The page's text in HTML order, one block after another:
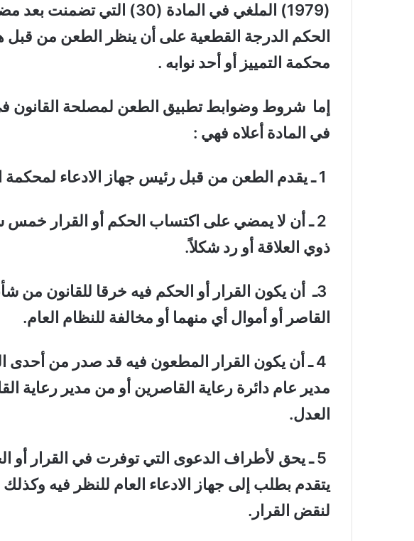
(1979) الملغي في المادة (30)
الحكم الدرجة القطعية على أن ينظر الطعن من قبل
محكمة التمييز أو أحد نوابه .
إما شروط وضوابط تطبيق الطعن لمصلحة القانون
في المادة أعلاه فهي :
2 ـ أن لا يمضي على اكتساب الحكم أو القرار
ذوي العلاقة أو رد شكلاً.
3ـ أن يكون القرار أو الحكم فيه خرقا للقانون من
القاصر أو أموال أي منهما أو مخالفة للنظام العام.
4 ـ أن يكون القرار المطعون فيه قد صدر من أحدى
مدير عام دائرة رعاية القاصرين أو من مدير رعاية
العدل.
5 ـ يحق لأطراف الدعوى التي توفرت في القرار أو
يتقدم بطلب إلى جهاز الادعاء العام للنظر فيه وكذلك
لنقض القرار.